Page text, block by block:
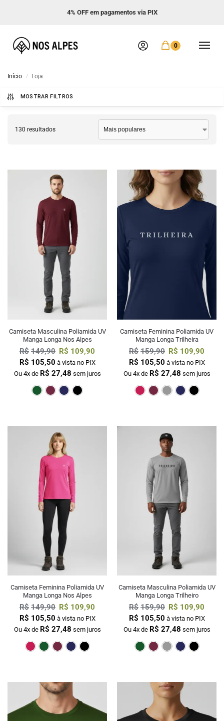
Frete GRÁTIS acima de R$ 299
0
Início / Loja
MOSTRAR FILTROS
130 resultados
Camiseta Masculina Poliamida UV
Manga Longa Nos Alpes
R$ 149,90 R$ 109,90
R$ 105,50 à vista no PIX
Ou 4x de R$ 27,48 sem juros
Verde Escuro Preto
Camiseta Feminina Poliamida UV
Manga Longa Trilheira
R$ 159,90 R$ 109,90
R$ 105,50 à vista no PIX
Ou 4x de R$ 27,48 sem juros
PinkBordô
Camiseta Feminina Poliamida UV
Manga Longa Nos Alpes
R$ 149,90 R$ 109,90
R$ 105,50 à vista no PIX
Ou 4x de R$ 27,48 sem juros
PinkVerde EscuroMarinhoPreto
Camiseta Masculina Poliamida UV
Manga Longa Trilheiro
R$ 159,90 R$ 109,90
R$ 105,50 à vista no PIX
Ou 4x de R$ 27,48 sem juros
Verde Escuro
Bordô